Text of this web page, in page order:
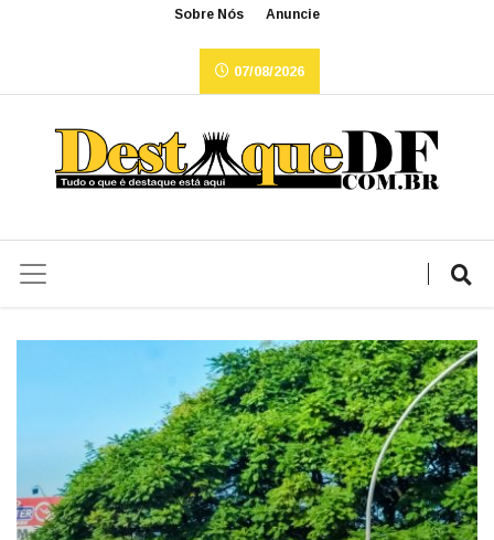
Sobre Nós Anuncie
07/08/2026